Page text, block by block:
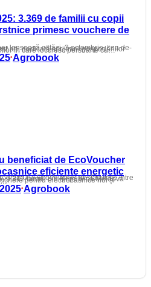
3.369 de familii cu copii
primesc vouchere de
din acest an, dedicată sprijinirii gospodăriilor cu doi copii și a familiilor în care locuiesc persoane cu…
•Agrobook
beneficiat de EcoVoucher
eficiente energetic
energetic.…
•Agrobook